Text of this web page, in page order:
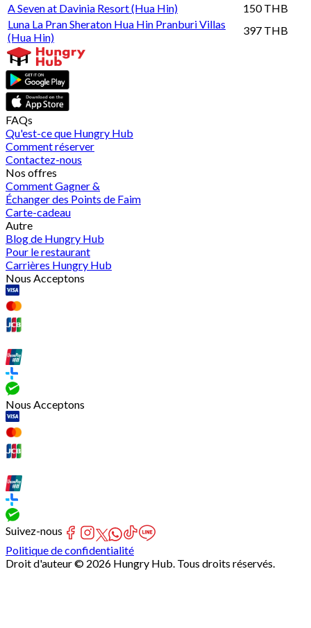
A Seven at Davinia Resort (Hua Hin)
150 THB
Luna La Pran Sheraton Hua Hin Pranburi Villas
(Hua Hin)
397 THB
FAQs
Qu'est-ce que Hungry Hub
Comment réserver
Contactez-nous
Nos offres
Comment Gagner &
Échanger des Points de Faim
Carte-cadeau
Autre
Blog de Hungry Hub
Pour le restaurant
Carrières Hungry Hub
Nous Acceptons
Nous Acceptons
Suivez-nous
Politique de confidentialité
Droit d'auteur © 2026 Hungry Hub. Tous droits réservés.